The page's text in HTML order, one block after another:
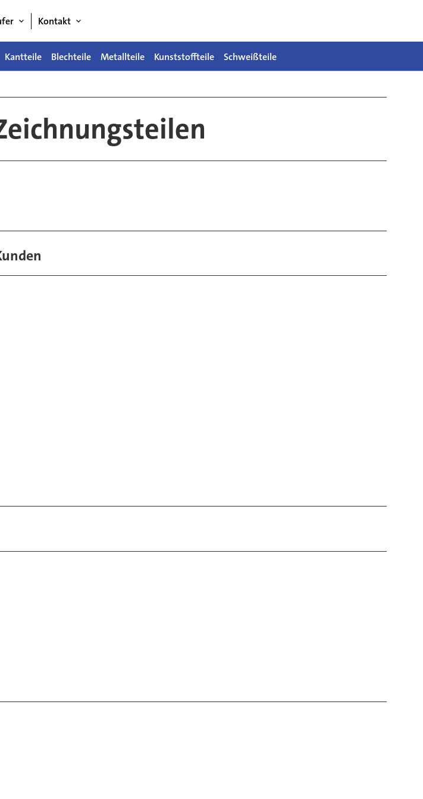
Kontakt
Kantteile Blechteile Metallteile Kunststoffteile Schweißteile